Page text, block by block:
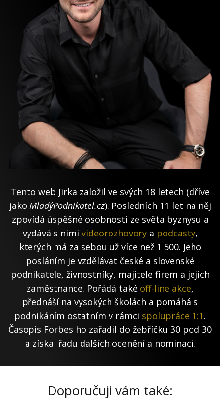
Tento web Jirka založil ve svých 18 letech (dříve
jako MladýPodnikatel.cz). Posledních 11 let na něj
zpovídá úspěšné osobnosti ze světa byznysu a
vydává s nimi videorozhovorya podcasty,
kterých má za sebou už více než 1 500. Jeho
posláním je vzdělávat české a slovenské
podnikatele, živnostníky, majitele firem a jejich
zaměstnance. Pořádá také off-line akce,
přednáší na vysokých školách a pomáhá s
podnikáním ostatním v rámci spolupráce 1:1.
Časopis Forbes ho zařadil do žebříčku 30 pod 30
a získal řadu dalších ocenění a nominací.
Doporučuji vám také: